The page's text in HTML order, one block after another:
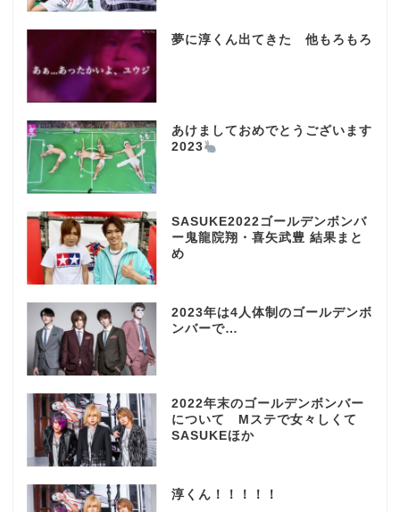
夢に淳くん出てきた 他もろもろ
あけましておめでとうございます
2023
SASUKE2022ゴールデンボンバ
ー鬼龍院翔・喜矢武豊 結果まと
め
2023年は4人体制のゴールデンボ
ンバーで…
2022年末のゴールデンボンバー
について Mステで女々しくて
SASUKEほか
淳くん！！！！！